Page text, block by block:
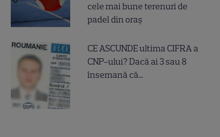
cele mai bune terenuri de
padel din oraș
CE ASCUNDE ultima CIFRA a
CNP-ului? Dacă ai 3 sau 8
însemană că...